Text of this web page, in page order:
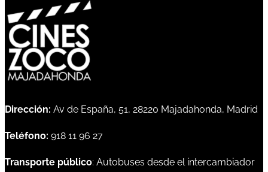
Dirección: Av de España, 51, 28220 Majadahonda, Madrid
Teléfono: 918 11 96 27
Transporte público: Autobuses desde el intercambiador